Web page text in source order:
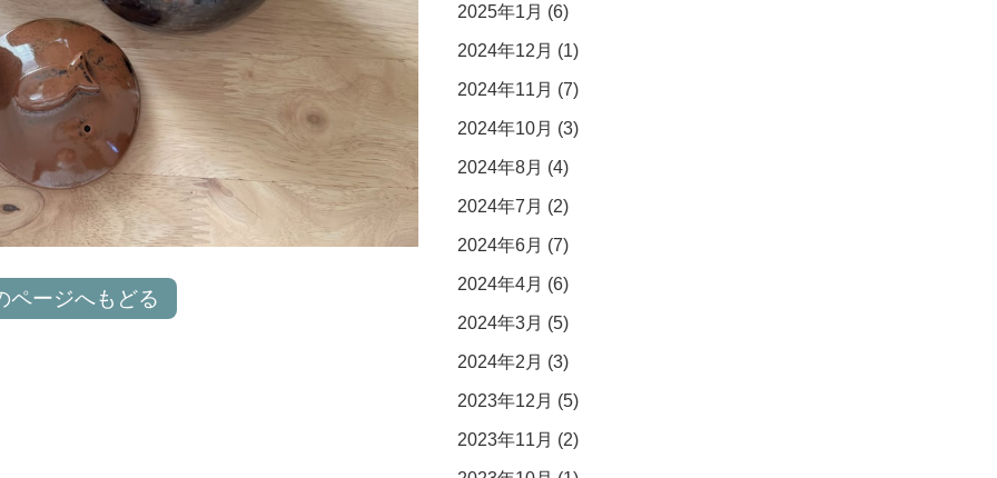
ページへもどる
2025年1月 (6)
2024年12月 (1)
2024年11月 (7)
2024年10月 (3)
2024年8月 (4)
2024年7月 (2)
2024年6月 (7)
2024年4月 (6)
2024年3月 (5)
2024年2月 (3)
2023年12月 (5)
2023年11月 (2)